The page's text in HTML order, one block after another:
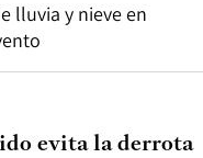
lluvia y nieve en
evita la derrota